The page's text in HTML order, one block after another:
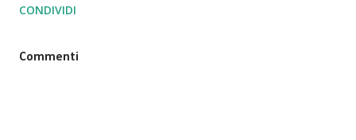
CONDIVIDI
Commenti